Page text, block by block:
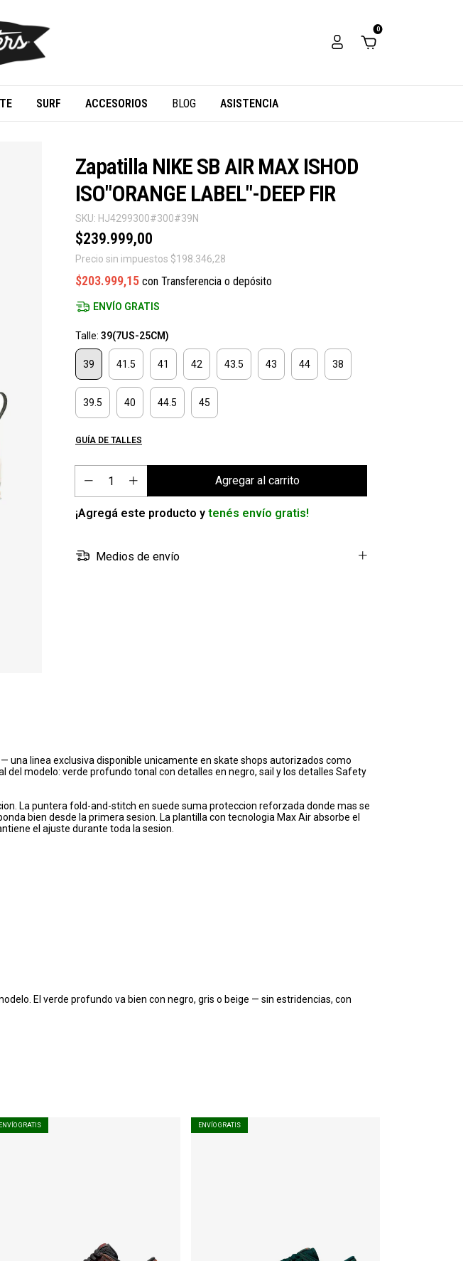
0
SURF ACCESORIOS BLOG ASISTENCIA
Zapatilla NIKE SB AIR MAX ISHOD
ISO"ORANGE LABEL"-DEEP FIR
SKU: HJ4299300#300#39N
$239.999,00
Precio sin impuestos $198.346,28
$203.999,15 con Transferencia o depósito
ENVÍO GRATIS
Talle: 39(7US-25CM)
39 41.5 41 42 43.5 43 44 38
39.5 40 44.5 45
GUÍA DE TALLES
¡Agregá este producto y tenés envío gratis!
Medios de envío
una linea exclusiva disponible unicamente en skate shops autorizados como
del modelo: verde profundo tonal con detalles en negro, sail y los detalles Safety
La puntera fold-and-stitch en suede suma proteccion reforzada donde mas se
bien desde la primera sesion. La plantilla con tecnologia Max Air absorbe el
el ajuste durante toda la sesion.
El verde profundo va bien con negro, gris o beige — sin estridencias, con
ENVÍO GRATIS ENVÍO GRATIS